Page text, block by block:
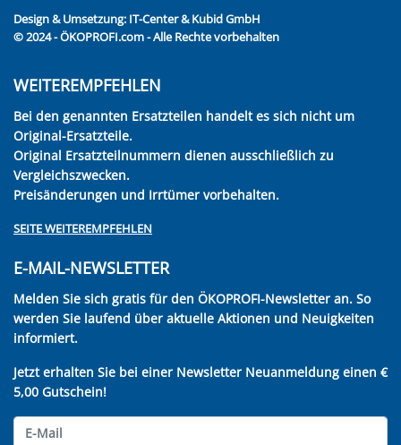
Design & Umsetzung: IT-Center & Kubid GmbH
© 2024 - ÖKOPROFI.com - Alle Rechte vorbehalten
WEITEREMPFEHLEN
Bei den genannten Ersatzteilen handelt es sich nicht um
Original-Ersatzteile.
Original Ersatzteilnummern dienen ausschließlich zu
Vergleichszwecken.
Preisänderungen und Irrtümer vorbehalten.
SEITE WEITEREMPFEHLEN
E-MAIL-NEWSLETTER
Melden Sie sich gratis für den ÖKOPROFI-Newsletter an. So
werden Sie laufend über aktuelle Aktionen und Neuigkeiten
informiert.
Jetzt erhalten Sie bei einer Newsletter Neuanmeldung einen €
5,00 Gutschein!